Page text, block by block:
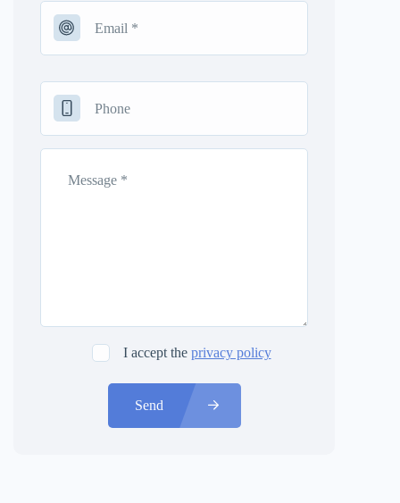
I accept the privacy policy
Send